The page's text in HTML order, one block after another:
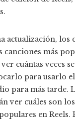
actualización, los
canciones más
cuántas veces
para usarlo
para más tarde.
ver cuáles son
en Reels.